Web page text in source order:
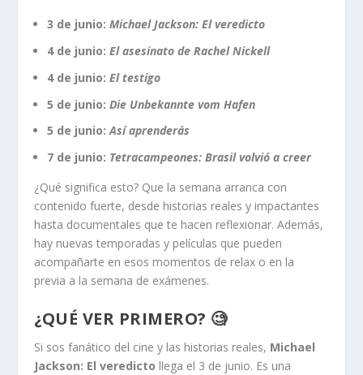
3 de junio:Michael Jackson: El veredicto
4 de junio:El asesinato de Rachel Nickell
4 de junio:El testigo
5 de junio:Die Unbekannte vom Hafen
5 de junio:Así aprenderás
7 de junio: Tetracampeones: Brasil volvió a creer
¿Qué significa esto? Que la semana arranca con
contenido fuerte, desde historias reales y impactantes
hasta documentales que te hacen reflexionar. Además,
hay nuevas temporadas y películas que pueden
acompañarte en esos momentos de relax o en la
previa a la semana de exámenes.
¿QUÉ VER PRIMERO? 🧐
Si sos fanático del cine y las historias reales, Michael
Jackson: El veredicto llega el 3 de junio. Es una